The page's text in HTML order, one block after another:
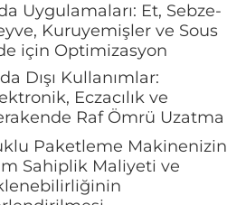
Uygulamaları: Et, Sebze-
Kuruyemişler ve Sous
için Optimizasyon
Dışı Kullanımlar:
Eczacılık ve
Raf Ömrü Uzatma
Paketleme Makinenizin
Sahiplik Maliyeti ve